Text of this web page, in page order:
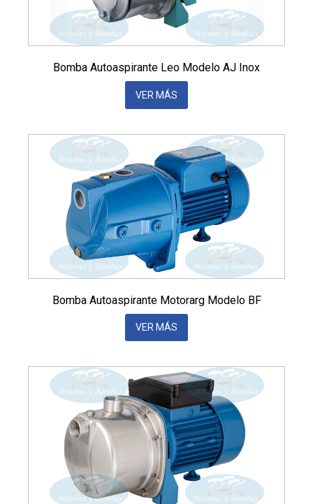
Bomba Autoaspirante Leo Modelo AJ Inox
VER MÁS
Bomba Autoaspirante Motorarg Modelo BF
VER MÁS